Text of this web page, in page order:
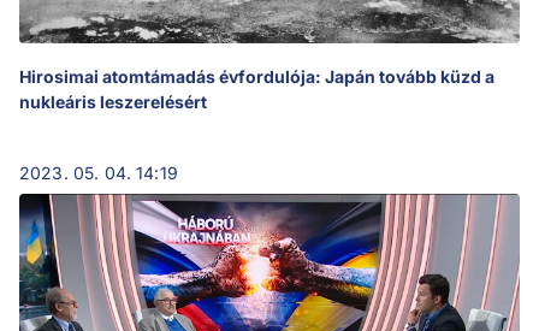
Hirosimai atomtámadás évfordulója: Japán tovább küzd a
nukleáris leszerelésért
2023. 05. 04. 14:19